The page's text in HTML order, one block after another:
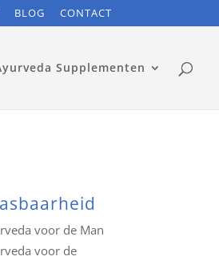
BLOG CONTACT
Supplementen
voor de Man
voor de